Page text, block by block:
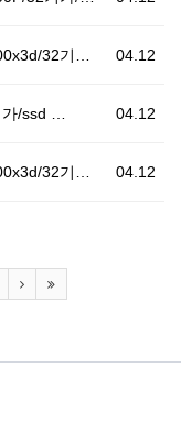
04.12
32기…
04.12
/ssd …
04.12
32기…